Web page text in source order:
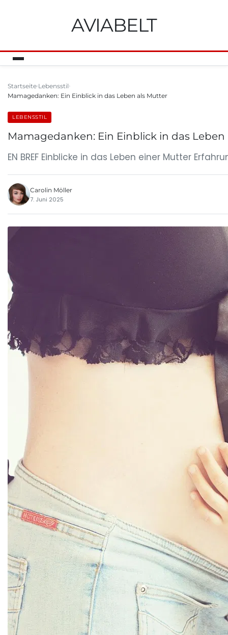
AVIABELT
Startseite Lebensstil
Mamagedanken: Ein Einblick in das Leben als Mutter
LEBENSSTIL
Mamagedanken: Ein Einblick in das
EN BREF Einblicke in das Leben einer Mutter
Carolin Möller
7. Juni 2025